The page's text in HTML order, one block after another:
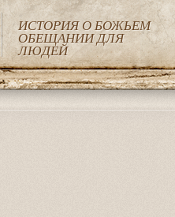
ИСТОРИЯ О БОЖЬЕМ
ОБЕЩАНИИ ДЛЯ
ЛЮДЕЙ